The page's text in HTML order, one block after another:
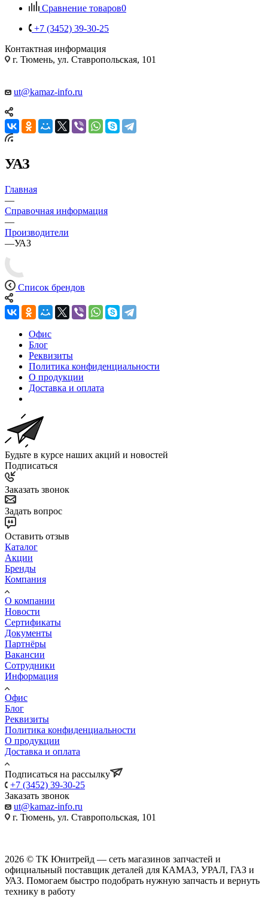
Сравнение товаров0
+7 (3452) 39-30-25
Контактная информация
г. Тюмень, ул. Ставропольская, 101
ut@kamaz-info.ru
УАЗ
Главная
—
Справочная информация
—
Производители
—УАЗ
Список брендов
Офис
Блог
Реквизиты
Политика конфиденциальности
О продукции
Доставка и оплата
Будьте в курсе наших акций и новостей
Подписаться
Заказать звонок
Задать вопрос
Оставить отзыв
Каталог
Акции
Бренды
Компания
О компании
Новости
Сертификаты
Документы
Партнёры
Вакансии
Сотрудники
Информация
Офис
Блог
Реквизиты
Политика конфиденциальности
О продукции
Доставка и оплата
Подписаться на рассылку
+7 (3452) 39-30-25
Заказать звонок
ut@kamaz-info.ru
г. Тюмень, ул. Ставропольская, 101
2026 © ТК Юнитрейд — сеть магазинов запчастей и
официальный поставщик деталей для КАМАЗ, УРАЛ, ГАЗ и
УАЗ. Помогаем быстро подобрать нужную запчасть и вернуть
технику в работу